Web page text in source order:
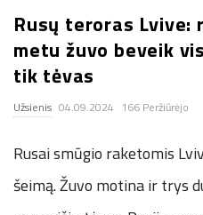
.
c
o
.
Rusų teroras Lvive:
metu žuvo beveik
tik tėvas
Užsienis 04.09.2024 166 Peržiūrėjo
Rusai smūgio raketomis
šeimą. Žuvo motina ir trys